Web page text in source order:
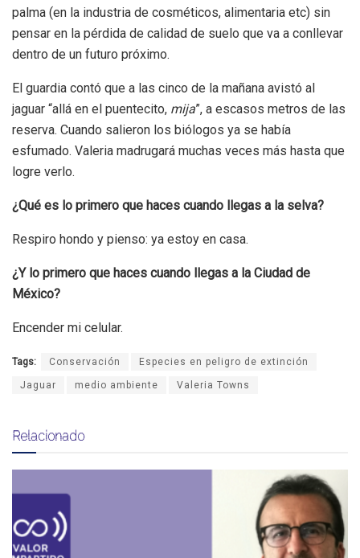
palma (en la industria de cosméticos, alimentaria etc) sin
pensar en la pérdida de calidad de suelo que va a conllevar
dentro de un futuro próximo.
El guardia contó que a las cinco de la mañana avistó al
jaguar “allá en el puentecito, mija”, a escasos metros de las
reserva. Cuando salieron los biólogos ya se había
esfumado. Valeria madrugará muchas veces más hasta que
logre verlo.
¿Qué es lo primero que haces cuando llegas a la selva?
Respiro hondo y pienso: ya estoy en casa.
¿Y lo primero que haces cuando llegas a la Ciudad de
México?
Encender mi celular.
Tags: Conservación Especies en peligro de extinción
Jaguar medio ambiente Valeria Towns
Relacionado